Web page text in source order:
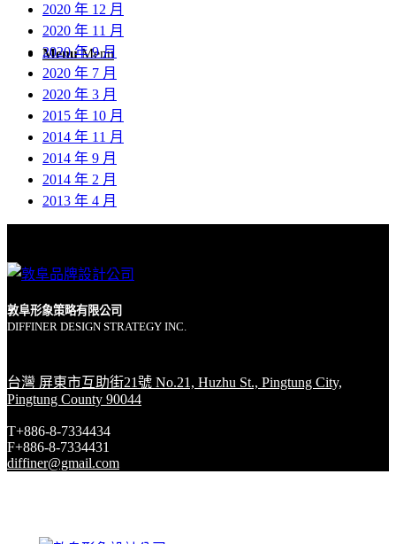
Menu Menu
2020 年 12 月
2020 年 11 月
2020 年 9 月
2020 年 7 月
2020 年 3 月
2015 年 10 月
2014 年 11 月
2014 年 9 月
2014 年 2 月
2013 年 4 月
敦阜形象策略有限公司
DIFFINER DESIGN STRATEGY INC.
台灣 屏東市互助街21號 No.21, Huzhu St., Pingtung City,
Pingtung County 90044
T+886-8-7334434
F+886-8-7334431
diffiner@gmail.com